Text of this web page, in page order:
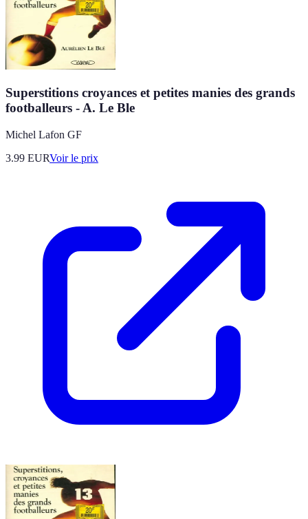
Superstitions croyances et petites manies des grands
footballeurs - A. Le Ble
Michel Lafon GF
3.99 EURVoir le prix